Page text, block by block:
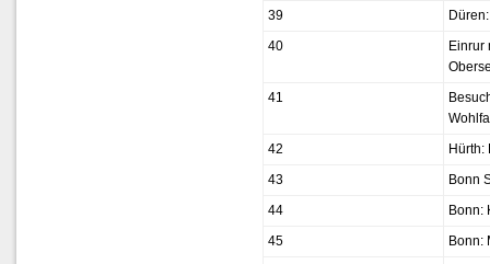
39
40
Einrur
41
42
Hürth:
43
Bonn
44
Bonn:
45
Bonn: